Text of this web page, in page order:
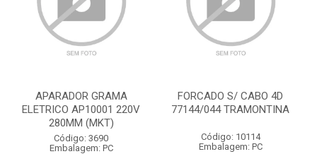
APARADOR GRAMA
ELETRICO AP10001 220V
280MM (MKT)
Código: 3690
Embalagem: PC
FORCADO S/ CABO 4D
77144/044 TRAMONTINA
Código: 10114
Embalagem: PC